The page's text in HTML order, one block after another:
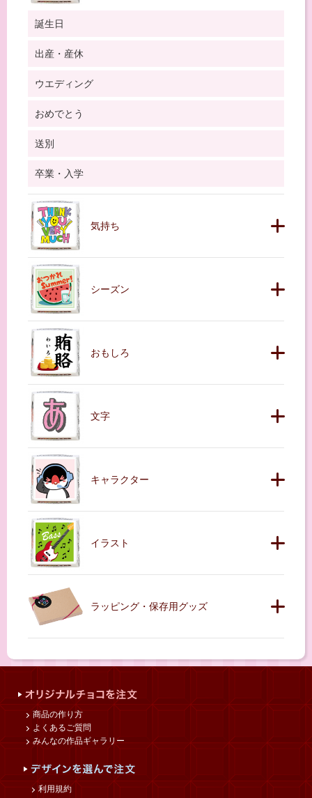
誕生日
出産・産休
ウエディング
おめでとう
送別
卒業・入学
気持ち
シーズン
おもしろ
文字
キャラクター
イラスト
ラッピング・保存用グッズ
商品の作り方
よくあるご質問
みんなの作品ギャラリー
利用規約